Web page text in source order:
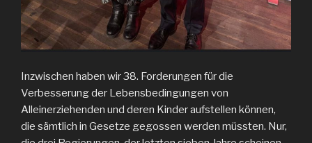
Inzwischen haben wir 38. Forderungen für die
Verbesserung der Lebensbedingungen von
Alleinerziehenden und deren Kinder aufstellen können,
die sämtlich in Gesetze gegossen werden müssten. Nur,